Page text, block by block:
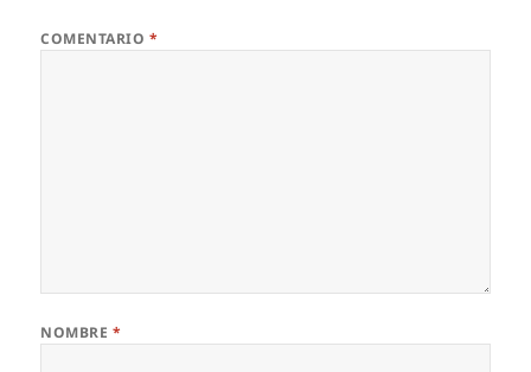
COMENTARIO *
NOMBRE *